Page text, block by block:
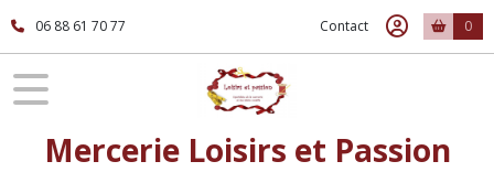
06 88 61 70 77 Contact 0
Mercerie Loisirs et Passion